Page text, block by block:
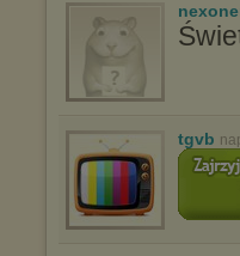
tgvb